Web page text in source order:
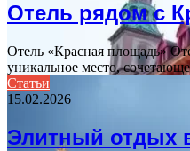
Отель рядом с
Отель «Красная площадь»
уникальное место,
Статьи
15.02.2026
Элитный отдых